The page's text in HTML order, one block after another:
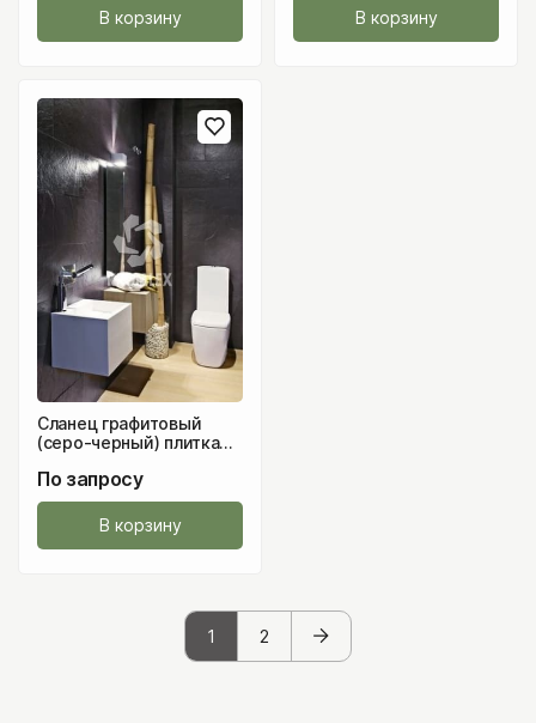
В корзину В корзину
Сланец графитовый
(серо-черный) плитка
По запросу
В корзину
1 2